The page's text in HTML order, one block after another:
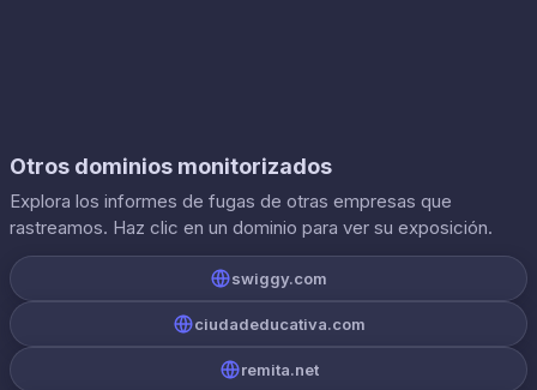
Otros dominios monitorizados
Explora los informes de fugas de otras empresas que
rastreamos. Haz clic en un dominio para ver su exposición.
swiggy.com
ciudadeducativa.com
remita.net